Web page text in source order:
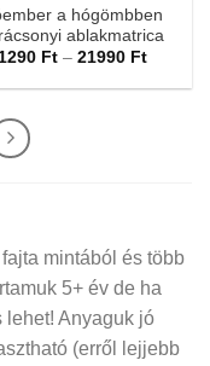
a hógömbben
ablakmatrica
Ft – 21990 Ft
-
mintából és több
5+ év de ha
lehet! Anyaguk jó
(erről lejjebb